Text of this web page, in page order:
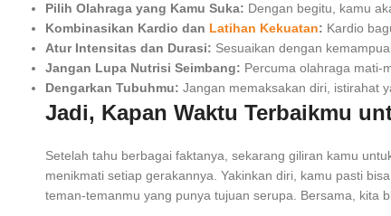
Pilih Olahraga yang Kamu Suka: Dengan begitu, kamu
Kombinasikan Kardio dan Latihan Kekuatan: Kardio
Atur Intensitas dan Durasi: Sesuaikan dengan
Jangan Lupa Nutrisi Seimbang: Percuma olahraga mati-
Dengarkan Tubuhmu: Jangan memaksakan diri, istirahat
Jadi, Kapan Waktu Terbaikmu
Setelah tahu berbagai faktanya, sekarang giliran kamu
menikmati setiap gerakannya. Yakinkan diri, kamu pasti
teman-temanmu yang punya tujuan serupa. Bersama, kita